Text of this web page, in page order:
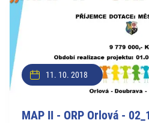
11. 10. 2018
MAP II - ORP Orlová -